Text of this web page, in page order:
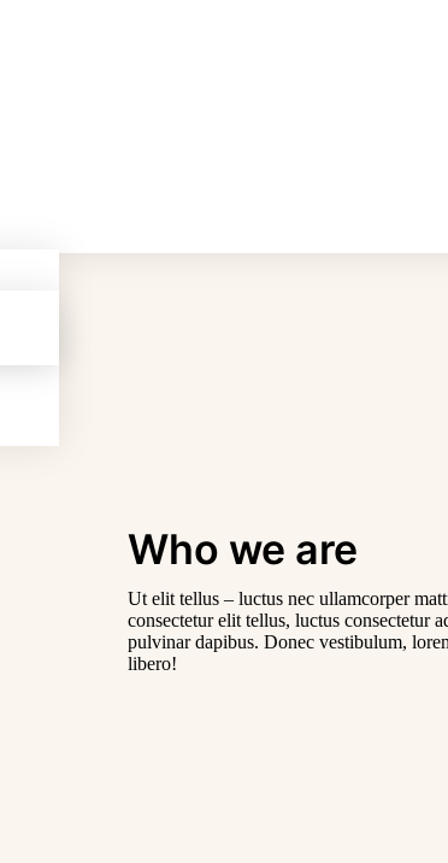
Who we are
Ut elit tellus – luctus nec ullamcorper
consectetur elit tellus, luctus consectetur
pulvinar dapibus. Donec vestibulum,
libero!